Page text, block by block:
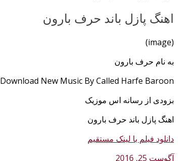
اهنگ پازل باند حرف بارون
(image)
به نام حرف بارون
Download New Music By Called Harfe Baroon
بزودی از رسانه اس موزیک
اهنگ پازل باند حرف بارون
دانلود فیلم با لینک مستقیم
آگوست 25, 2016